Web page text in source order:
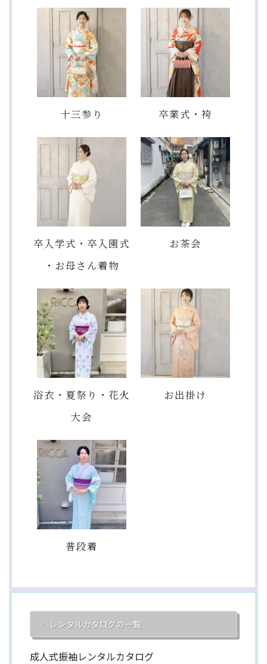
十三参り 卒業式・袴
卒入学式・卒入園式
・お母さん着物
お茶会
浴衣・夏祭り・花火
大会
お出掛け
普段着
レンタルカタログの一覧
成人式振袖レンタルカタログ